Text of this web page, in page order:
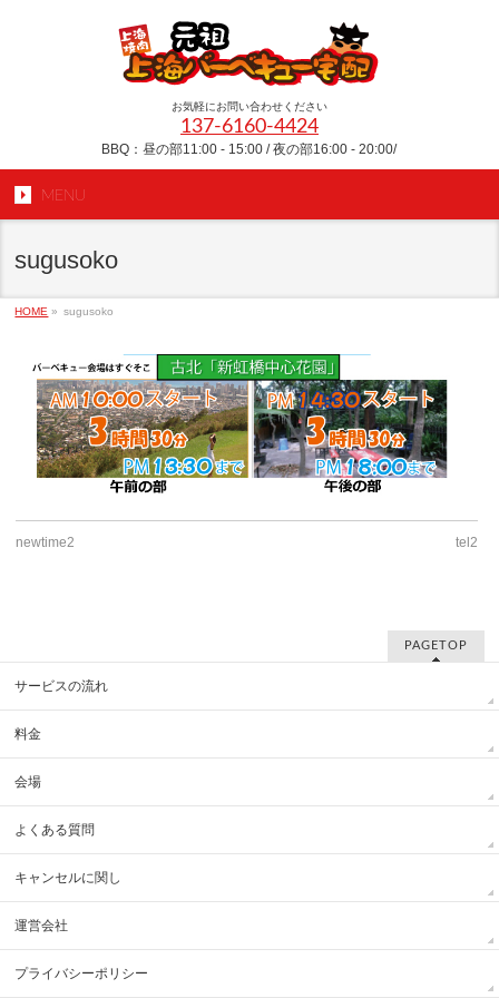
お気軽にお問い合わせください
137-6160-4424
BBQ：昼の部11:00 - 15:00 / 夜の部16:00 - 20:00/
MENU
sugusoko
HOME » sugusoko
newtime2 tel2
PAGETOP
サービスの流れ
料金
会場
よくある質問
キャンセルに関し
運営会社
プライバシーポリシー